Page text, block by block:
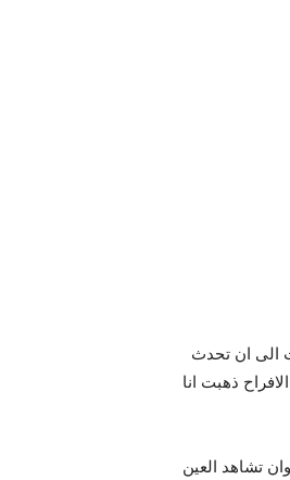
الى ان تحدث
ذهبت انا
تشاهد العين